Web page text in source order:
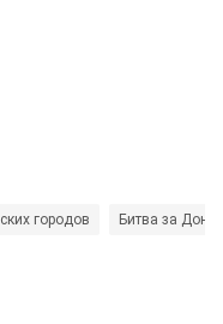
городов Битва за